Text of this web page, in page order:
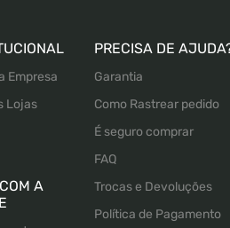
Empresa
Lojas
A
PRECISA DE
Garantia
Como Rastrear pedido
É seguro comprar
FAQ
Trocas e Devoluções
Política de Pagamento